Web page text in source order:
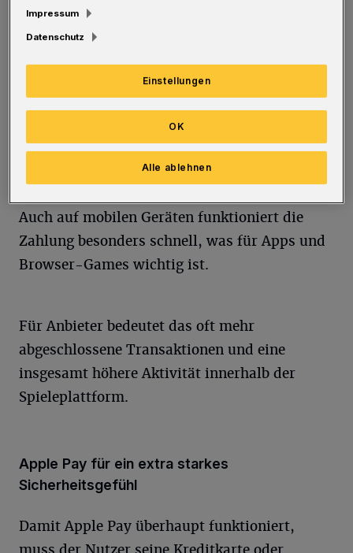
die Abschlussrate. Wenn Spieler ihre Daten
nicht jedes Mal neu eingeben müssen, brechen
deutlich weniger Nutzer den Kauf oder die
Gleichzeitig wirkt Apple Pay für viele Nutzer
vertrauenswürdig, weil keine Kartennummern
Auch auf mobilen Geräten funktioniert die
Zahlung besonders schnell, was für Apps und
Browser-Games wichtig ist.
Für Anbieter bedeutet das oft mehr
abgeschlossene Transaktionen und eine
insgesamt höhere Aktivität innerhalb der
Spieleplattform.
Apple Pay für ein extra starkes
Sicherheitsgefühl
Damit Apple Pay überhaupt funktioniert,
Impressum
Datenschutz
Einstellungen
Alle ablehnen
OK